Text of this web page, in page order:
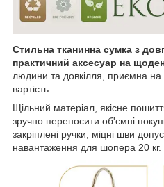
Стильна тканинна сумка з
практичний аксесуар на
людини та довкілля, приємна на
вартість.
Щільний матеріал, якісне
зручно переносити об'ємні
закріплені ручки, міцні шви
навантаження для шопера 20 кг.